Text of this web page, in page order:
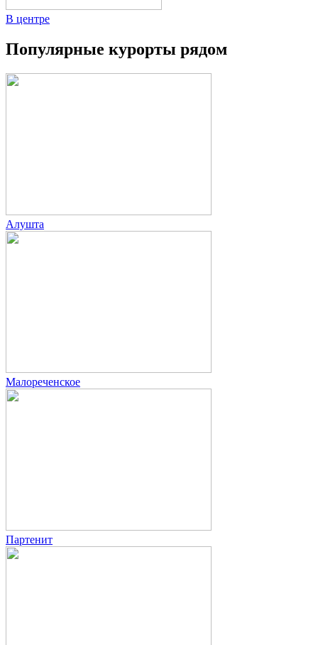
В центре
Популярные курорты рядом
Алушта
Малореченское
Партенит